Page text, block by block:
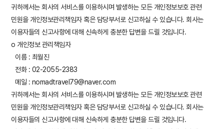
귀하께서는 회사의 서비스를 이용하시며 발생하는 모든 개인정보보호 관련
민원을 개인정보관리책임자 혹은 담당부서로 신고하실 수 있습니다. 회사는
이용자들의 신고사항에 대해 신속하게 충분한 답변을 드릴 것입니다.
ο 개인정보 관리책임자
이름 : 최월진
전화 : 02-2055-2383
메일 : nomadtravel79@naver.com
귀하께서는 회사의 서비스를 이용하시며 발생하는 모든 개인정보보호 관련
민원을 개인정보관리책임자 혹은 담당부서로 신고하실 수 있습니다. 회사는
이용자들의 신고사항에 대해 신속하게 충분한 답변을 드릴 것입니다.